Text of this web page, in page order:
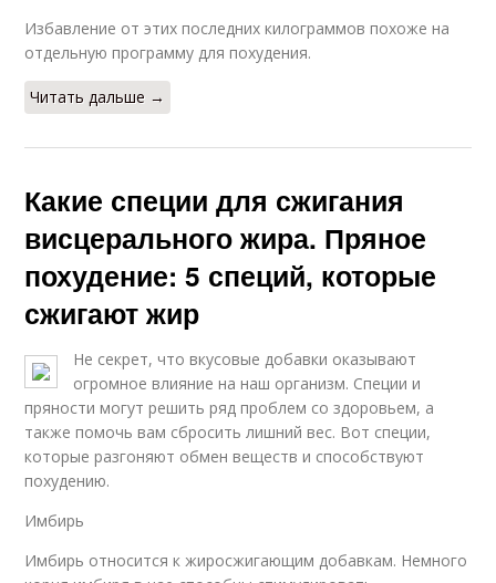
Избавление от этих последних килограммов похоже на
отдельную программу для похудения.
Читать дальше →
Какие специи для сжигания
висцерального жира. Пряное
похудение: 5 специй, которые
сжигают жир
Не секрет, что вкусовые добавки оказывают
огромное влияние на наш организм. Специи и
пряности могут решить ряд проблем со здоровьем, а
также помочь вам сбросить лишний вес. Вот специи,
которые разгоняют обмен веществ и способствуют
похудению.
Имбирь
Имбирь относится к жиросжигающим добавкам. Немного